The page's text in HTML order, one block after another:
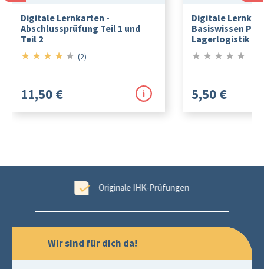
Digitale Lernkarten -
Abschlussprüfung Teil 1 und
Teil 2
★ ★ ★ ★ ★ 4/5
(2)
11,50 €
Digitale
Basiswissen
Lagerlogistik
★ ★ ★ ★ ★
5,50 €
Originale IHK-Prüfungen
Wir sind für dich da!